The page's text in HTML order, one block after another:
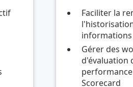
Faciliter la
Gérer des
d'évaluation
Scorecard